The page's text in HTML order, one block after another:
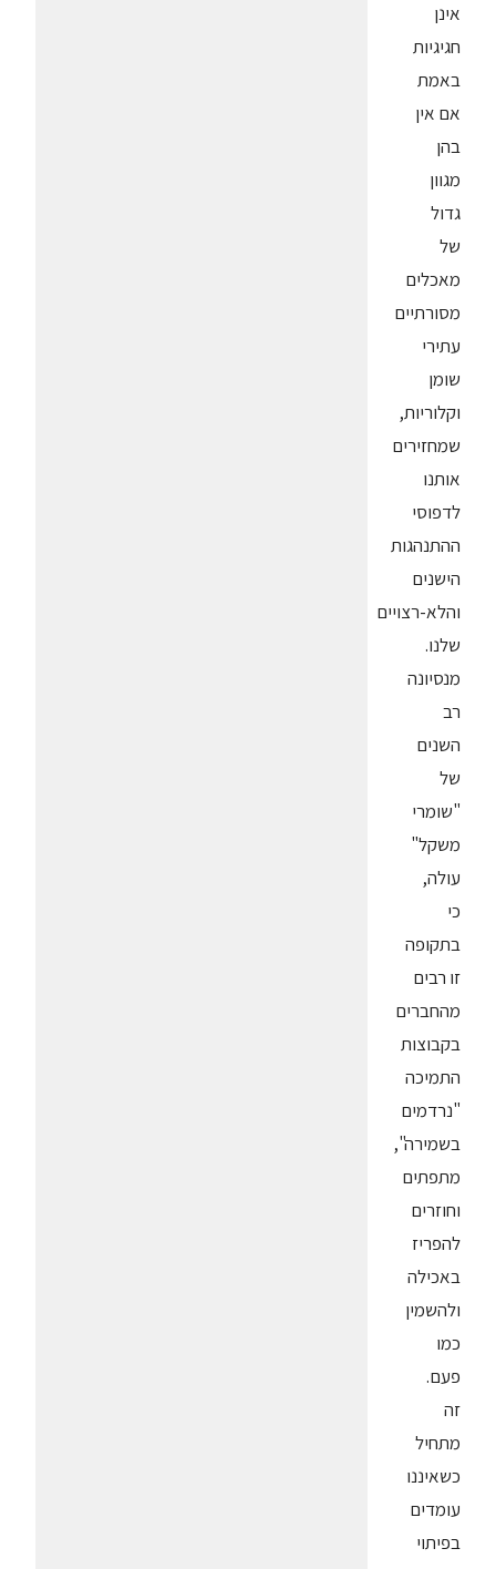
אינן
חגיגיות
באמת
אם אין
בהן
מגוון
גדול
של
מאכלים
מסורתיים
עתירי
שומן
וקלוריות,
שמחזירים
אותנו
לדפוסי
ההתנהגות
הישנים
והלא-רצויים
שלנו.
מנסיונה
רב
השנים
של
"שומרי
משקל"
עולה,
כי
בתקופה
זו רבים
מהחברים
בקבוצות
התמיכה
"נרדמים
בשמירה",
מתפתים
וחוזרים
להפריז
באכילה
ולהשמין
כמו
פעם.
זה
מתחיל
כשאיננו
עומדים
בפיתוי